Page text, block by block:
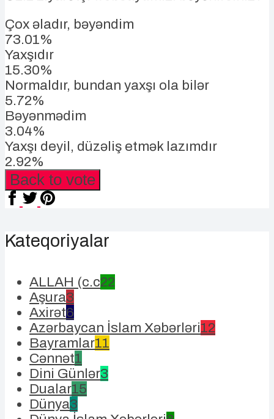
Çox əladır, bəyəndim
73.01%
Yaxşıdır
15.30%
Normaldır, bundan yaxşı ola bilər
5.72%
Bəyənmədim
3.04%
Yaxşı deyil, düzəliş etmək lazımdır
2.92%
Back to vote
Kateqoriyalar
ALLAH (c.c22
Aşura3
Axirət6
Azərbaycan İslam Xəbərləri12
Bayramlar11
Cənnət1
Dini Günlər3
Dualar15
Dünya3